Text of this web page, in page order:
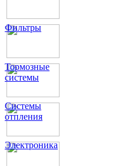
Фильтры
Тормозные
системы
Системы
отпления
Электроника